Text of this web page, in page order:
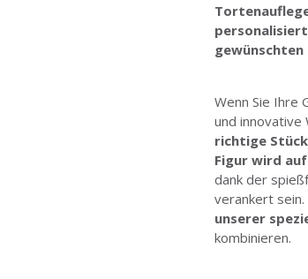
gewünschten
Wenn Sie Ihre
und innovative
richtige Stück
Figur wird
dank der
verankert sein.
unserer
kombinieren.